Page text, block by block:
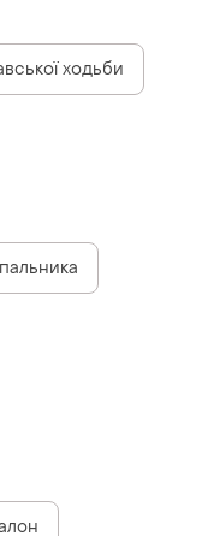
ходьби